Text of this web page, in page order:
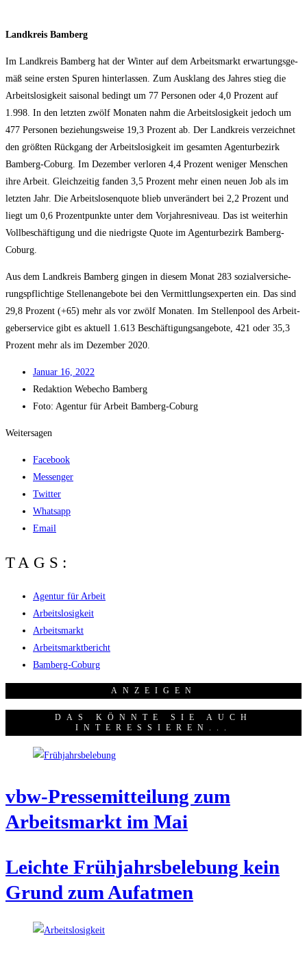
Land­kreis Bamberg
Im Land­kreis Bam­berg hat der Win­ter auf dem Arbeits­markt erwar­tungs­ge­
mäß sei­ne ers­ten Spu­ren hin­ter­las­sen. Zum Aus­klang des Jah­res stieg die
Arbeits­lo­sig­keit sai­so­nal bedingt um 77 Per­so­nen oder 4,0 Pro­zent auf
1.998. In den letz­ten zwölf Mona­ten nahm die Arbeits­lo­sig­keit jedoch um
477 Per­so­nen bezie­hungs­wei­se 19,3 Pro­zent ab. Der Land­kreis ver­zeich­net
den größ­ten Rück­gang der Arbeits­lo­sig­keit im gesam­ten Agen­tur­be­zirk
Bam­berg-Coburg. Im Dezem­ber ver­lo­ren 4,4 Pro­zent weni­ger Men­schen
ihre Arbeit. Gleich­zei­tig fan­den 3,5 Pro­zent mehr einen neu­en Job als im
letz­ten Jahr. Die Arbeits­lo­sen­quo­te blieb unver­än­dert bei 2,2 Pro­zent und
liegt um 0,6 Pro­zent­punk­te unter dem Vor­jah­res­ni­veau. Das ist wei­ter­hin
Voll­be­schäf­ti­gung und die nied­rigs­te Quo­te im Agen­tur­be­zirk Bamberg-
Coburg.
Aus dem Land­kreis Bam­berg gin­gen in die­sem Monat 283 sozi­al­ver­si­che­
rungs­pflich­ti­ge Stel­len­an­ge­bo­te bei den Ver­mitt­lungs­exper­ten ein. Das sind
29,8 Pro­zent (+65) mehr als vor zwölf Mona­ten. Im Stel­len­pool des Arbeit­
ge­ber­ser­vice gibt es aktu­ell 1.613 Beschäf­ti­gungs­an­ge­bo­te, 421 oder 35,3
Pro­zent mehr als im Dezem­ber 2020.
Janu­ar 16, 2022
Redak­ti­on Web­echo Bamberg
Foto: Agen­tur für Arbeit Bamberg-Coburg
Weitersagen
Facebook
Messenger
Twitter
Whatsapp
Email
TAGS:
Agentur für Arbeit
Arbeitslosigkeit
Arbeitsmarkt
Arbeitsmarktbericht
Bamberg-Coburg
ANZEI­GEN
DAS KÖNNTE SIE AUCH
INTERESSIEREN...
vbw-Pres­se­mit­tei­lung zum
Arbeits­markt im Mai
Leich­te Früh­jahrs­be­le­bung kein
Grund zum Aufatmen